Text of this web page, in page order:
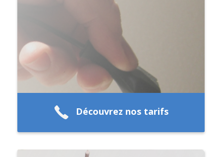
Découvrez nos tarifs